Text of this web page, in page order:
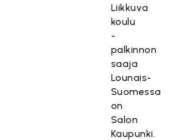
Liikkuva
koulu
-
palkinnon
saaja
Lounais-
Suomessa
on
Salon
Kaupunki.